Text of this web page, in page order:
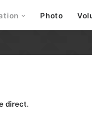
Photo
direct.